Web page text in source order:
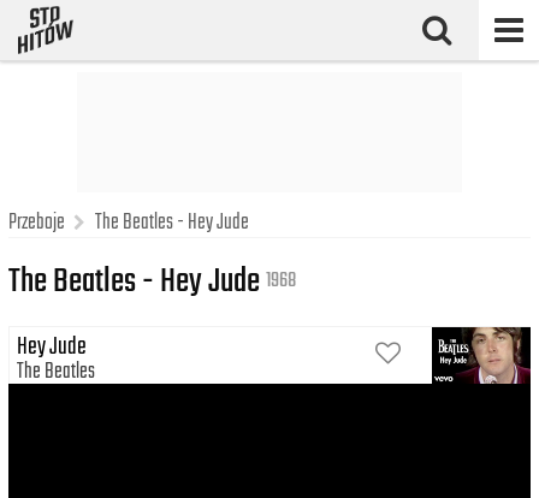
Przeboje The Beatles - Hey Jude
The Beatles - Hey Jude1968
Hey Jude
The Beatles